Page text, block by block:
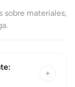
sobre materiales,
+